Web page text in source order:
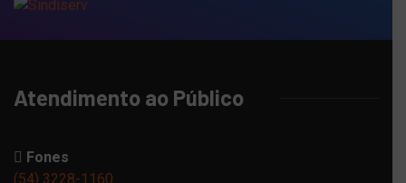
Atendimento ao Público
Fones
(54) 3228-1160